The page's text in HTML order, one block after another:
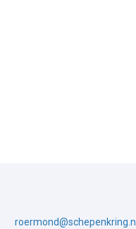
roermond@schepenkring.nl